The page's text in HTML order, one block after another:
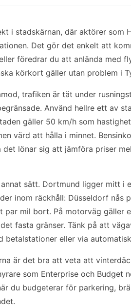
i stadskärnan, där aktörer som
Det gör det enkelt att
föredrar du att anlända med
körkort gäller utan problem i
trafiken är tät under
Använd hellre ett av
gäller 50 km/h som
värd att hålla i minnet.
lönar sig att jämföra priser
sätt. Dortmund ligger mitt i
inom räckhåll: Düsseldorf nås
par mil bort. På motorväg gäller
fasta gränser. Tänk på att
betalstationer eller via
är det bra att veta att
som Enterprise och Budget
du budgeterar för parkering,